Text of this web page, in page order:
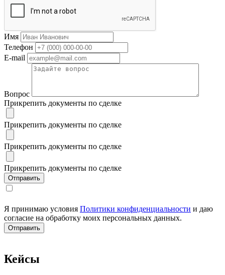
Имя
Телефон
E-mail
Вопрос
Прикрепить документы по сделке
Прикрепить документы по сделке
Прикрепить документы по сделке
Прикрепить документы по сделке
Я принимаю условия Политики конфиденциальности и даю
согласие на обработку моих персональных данных.
Кейсы